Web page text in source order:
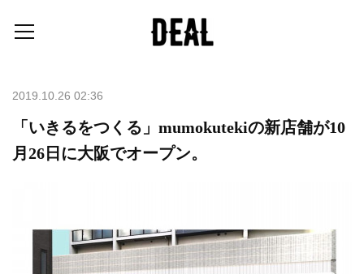
2019.10.26 02:36
「いきるをつくる」mumokutekiの新店舗が10
月26日に大阪でオープン。